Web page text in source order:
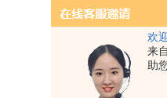
欢
来
助